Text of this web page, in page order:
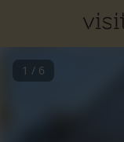
1 / 6